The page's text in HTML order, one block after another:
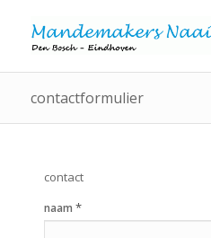
contactformulier
contact
naam *